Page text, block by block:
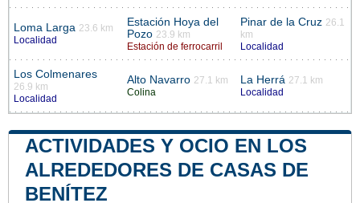
Loma Larga 23.6 km
Localidad
Estación Hoya del
Pozo 23.9 km
Estación de ferrocarril
Pinar de la Cruz 26.1
km
Localidad
Los Colmenares
26.9 km
Localidad
Alto Navarro 27.1 km
Colina
La Herrá 27.1 km
Localidad
ACTIVIDADES Y OCIO EN LOS
ALREDEDORES DE CASAS DE
BENÍTEZ